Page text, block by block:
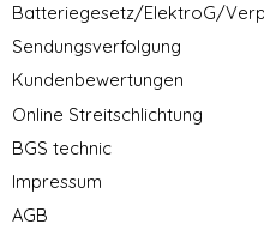
Batteriegesetz/ElektroG/
Sendungsverfolgung
Kundenbewertungen
Online Streitschlichtung
BGS technic
Impressum
AGB